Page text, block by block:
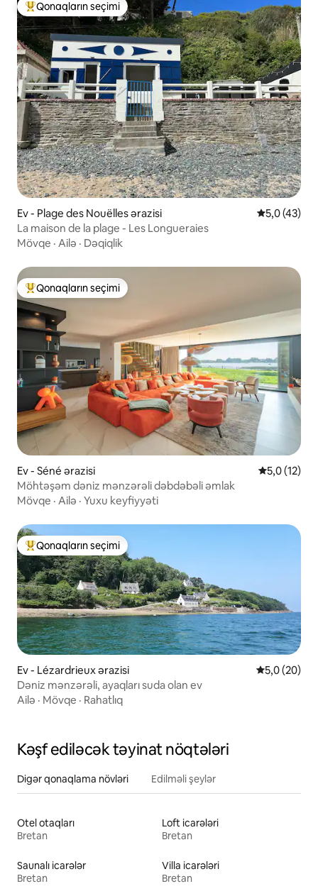
Populyar "Qonaqların seçimi"
Qonaqların seçimi
Ev - Plage des Nouëlles ərazisi Ortalama
5,0 (43)
La maison de la plage - Les Longueraies
Mövqe · Ailə · Dəqiqlik
Populyar "Qonaqların seçimi"
Qonaqların seçimi
Ev - Séné ərazisi Ortalama
5,0 (12)
Möhtəşəm dəniz mənzərəli dəbdəbəli əmlak
Mövqe · Ailə · Yuxu keyfiyyəti
Populyar "Qonaqların seçimi"
Qonaqların seçimi
Ev - Lézardrieux ərazisi Ortalama
5,0 (20)
Dəniz mənzərəli, ayaqları suda olan ev
Ailə · Mövqe · Rahatlıq
Kəşf ediləcək təyinat nöqtələri
Digər qonaqlama növləri Edilməli şeylər
Otel otaqları
Bretan
Loft icarələri
Bretan
Saunalı icarələr
Bretan
Villa icarələri
Bretan